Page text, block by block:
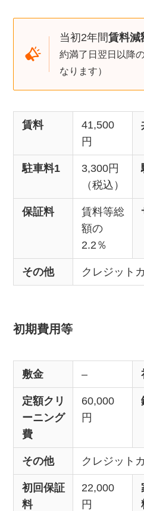
当初2年間賃料減
約満了日翌日以降
なります）
賃料
41,500
円
駐車料1
3,300円
（税込）
保証料
賃料等総
額の
2.2％
その他 クレジット
初期費用等
敷金 –
定額クリ
ーニング
費
60,000
円
その他 クレジット
初回保証
料
22,000
円